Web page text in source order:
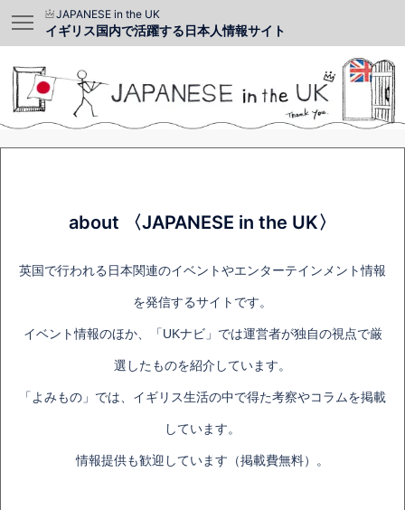
JAPANESE in the UK
イギリス国内で活躍する日本人情報サイト
about 〈JAPANESE in the UK〉
英国で行われる日本関連のイベントやエンターテインメント情報
を発信するサイトです。
イベント情報のほか、「UKナビ」では運営者が独自の視点で厳
選したものを紹介しています。
「よみもの」では、イギリス生活の中で得た考察やコラムを掲載
しています。
情報提供も歓迎しています（掲載費無料）。